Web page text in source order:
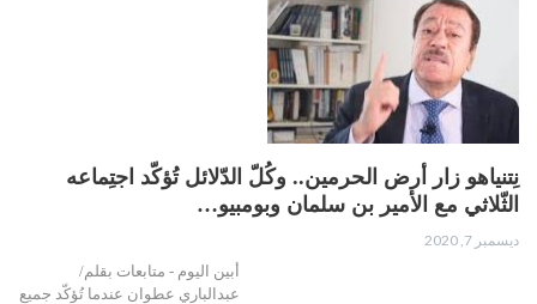
نِتنياهو زار أرض الحرمين.. وكُلّ الدّلائل تُؤكّد اجتِماعه
الثّلاثي مع الأمير بن سلمان وبومبيو…
ديسمبر 7, 2020
أبين اليوم - متابعات بقلم/
عبدالباري عطوان عندما تُؤكّد جميع